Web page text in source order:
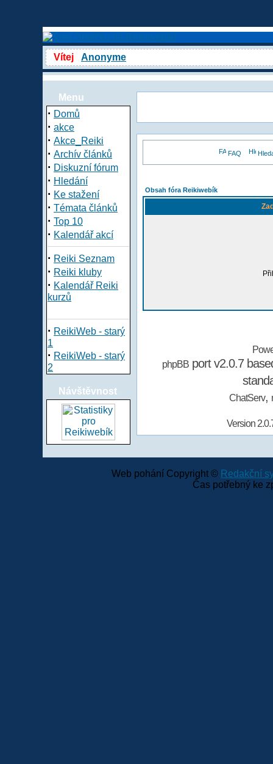
Vítej Anonyme
Menu
· Domů
· akce
· Akce_Reiki
· Archív článků
· Diskuzní fórum
· Hledání
· Ke stažení
· Témata článků
· Top 10
· Kalendář akcí
· Reiki Seznam
· Reiki kluby
· Kalendář Reiki
kurzů
· ReikiWeb - starý
1
· ReikiWeb - starý
2
Návštěvnost
FAQ
Obsah fóra Reikiwebík
phpBBport v2.0.7
ChatServ,
Version
Web pohání Copyright © Redakční
Čas potřebný ke